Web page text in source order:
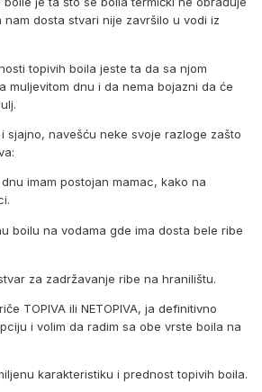
dosta stvari nije završilo u vodi iz
topivih boila jeste ta da sa njom
muljevitom dnu i da nema bojazni da će
sjajno, navešću neke svoje razloge zašto
imam postojan mamac, kako na
boilu na vodama gde ima dosta bele ribe
za zadržavanje ribe na hranilištu.
TOPIVA ili NETOPIVA, ja definitivno
i volim da radim sa obe vrste boila na
karakteristiku i prednost topivih boila.